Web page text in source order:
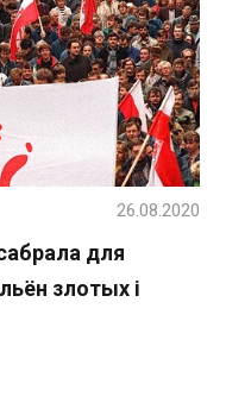
для
злотых і
26.08.2020